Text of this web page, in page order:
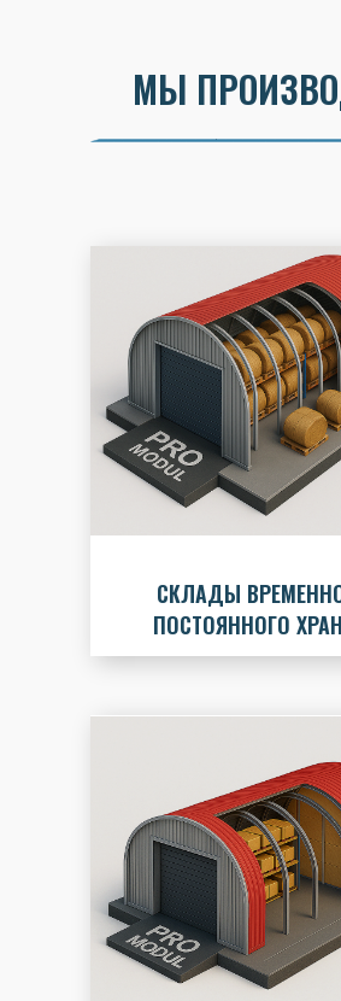
МЫ
СКЛАДЫ
ПОСТОЯННОГО